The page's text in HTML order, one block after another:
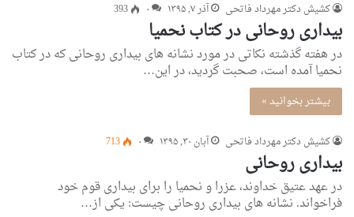
کشیش دکتر مهرداد فاتحی آذر ۷, ۱۳۹۵ ۰ 393
بیداری روحانی در کتاب نحمیا
در هفته گذشته نکاتی در مورد نشانه های بیداری روحانی که در کتاب
نحمیا آمده است، صحبت گردید، در این…
بیشتر بخوانید »
کشیش دکتر مهرداد فاتحی آبان ۳۰, ۱۳۹۵ ۰ 713
بیداری روحانی
در عهد عتیق خداوند، عزرا و نحمیا را برای بیداری قوم خود
فراخواند. نشانه های بیداری روحانی چیست: یکی از…